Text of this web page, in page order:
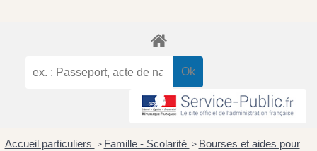
Accueil particuliers > Famille - Scolarité > Bourses et aides pour